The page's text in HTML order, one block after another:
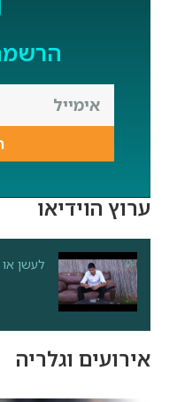
ערוץ הוידיאו
לעשן
אירועים וגלריה